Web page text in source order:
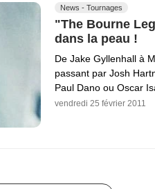
News - Tournages
"The Bourne
dans la peau !
De Jake Gyllenhall à
passant par Josh
Paul Dano ou Oscar
vendredi 25 février 2011